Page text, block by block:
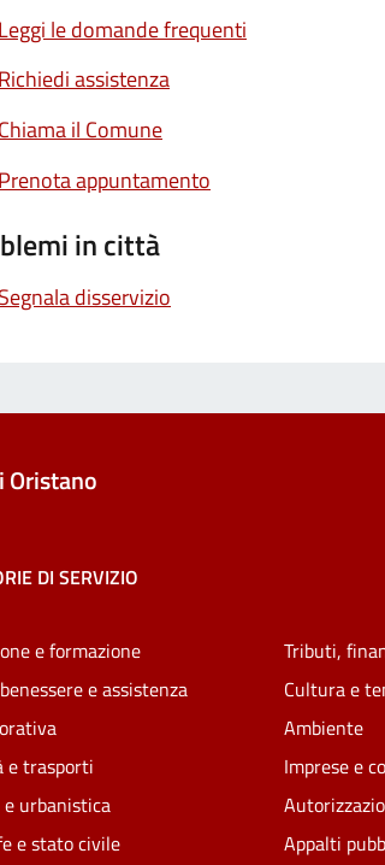
le domande frequenti
assistenza
il Comune
appuntamento
in città
disservizio
Oristano
DI SERVIZIO
e formazione
e assistenza
e trasporti
urbanistica
e stato civile
Tributi,
Cultura e
Ambiente
Imprese e
Appalti